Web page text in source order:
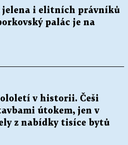
jelena i elitních právníků
palác je na
v historii. Češi
útokem, jen v
z nabídky tisíce bytů